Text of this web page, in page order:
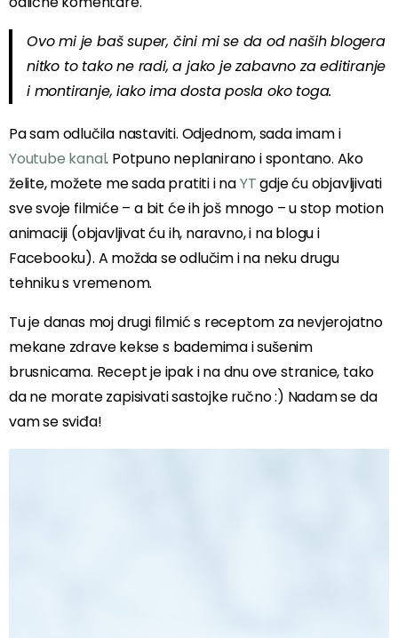
Ovo mi je baš super, čini mi se da od naših blogera
nitko to tako ne radi, a jako je zabavno za editiranje
i montiranje, iako ima dosta posla oko toga.
Pa sam odlučila nastaviti. Odjednom, sada imam i
Youtube kanal. Potpuno neplanirano i spontano. Ako
želite, možete me sada pratiti i naYTgdje ću objavljivati
sve svoje filmiće – a bit će ih još mnogo – u stop motion
animaciji (objavljivat ću ih, naravno, i na blogu i
Facebooku). A možda se odlučim i na neku drugu
tehniku s vremenom.
Tu je danas moj drugi filmić s receptom za nevjerojatno
mekane zdrave kekse s bademima i sušenim
brusnicama. Recept je ipak i na dnu ove stranice, tako
da ne morate zapisivati sastojke ručno :) Nadam se da
vam se sviđa!